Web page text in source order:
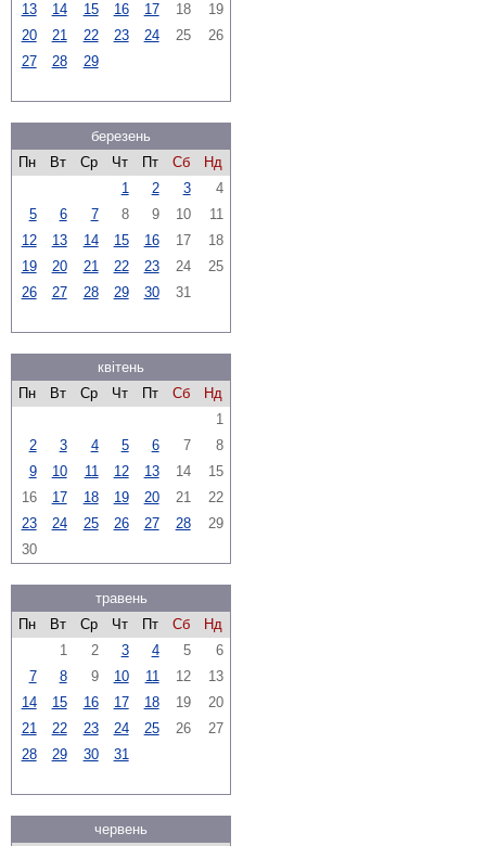
13
14 15 16 17 18
19
20
21 22 23 24 25
26
27
28 29
березень
Пн
Вт Ср Чт Пт Сб
Нд
1
2 3
4
5
6 7 8 9 10
11
12
13 14 15 16 17
18
19
20 21 22 23 24
25
26
27 28 29 30 31
квітень
Пн
Вт Ср Чт Пт Сб
Нд
1
2
3 4 5 6 7
8
9
10 11 12 13 14
15
16
17 18 19 20 21
22
23
24 25 26 27 28
29
30
травень
Пн
Вт Ср Чт Пт Сб
Нд
1
2 3 4 5
6
7
8 9 10 11 12
13
14
15 16 17 18 19
20
21
22 23 24 25 26
27
28
29 30 31
червень